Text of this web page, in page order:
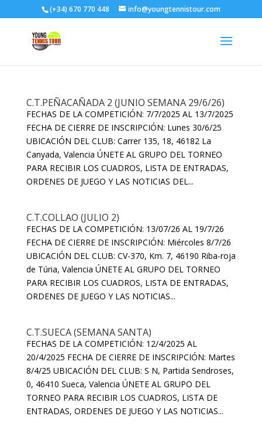
(+34) 670 770 448 info@youngtennistour.com
C.T.PEÑACAÑADA 2 (JUNIO SEMANA 29/6/26)
FECHAS DE LA COMPETICIÓN: 7/7/2025 AL 13/7/2025
FECHA DE CIERRE DE INSCRIPCIÓN: Lunes 30/6/25
UBICACIÓN DEL CLUB: Carrer 135, 18, 46182 La
Canyada, Valencia ÚNETE AL GRUPO DEL TORNEO
PARA RECIBIR LOS CUADROS, LISTA DE ENTRADAS,
ORDENES DE JUEGO Y LAS NOTICIAS DEL...
C.T.COLLAO (JULIO 2)
FECHAS DE LA COMPETICIÓN: 13/07/26 AL 19/7/26
FECHA DE CIERRE DE INSCRIPCIÓN: Miércoles 8/7/26
UBICACIÓN DEL CLUB: CV-370, Km. 7, 46190 Riba-roja
de Túria, Valencia ÚNETE AL GRUPO DEL TORNEO
PARA RECIBIR LOS CUADROS, LISTA DE ENTRADAS,
ORDENES DE JUEGO Y LAS NOTICIAS...
C.T.SUECA (SEMANA SANTA)
FECHAS DE LA COMPETICIÓN: 12/4/2025 AL
20/4/2025 FECHA DE CIERRE DE INSCRIPCIÓN: Martes
8/4/25 UBICACIÓN DEL CLUB: S N, Partida Sendroses,
0, 46410 Sueca, Valencia ÚNETE AL GRUPO DEL
TORNEO PARA RECIBIR LOS CUADROS, LISTA DE
ENTRADAS, ORDENES DE JUEGO Y LAS NOTICIAS...